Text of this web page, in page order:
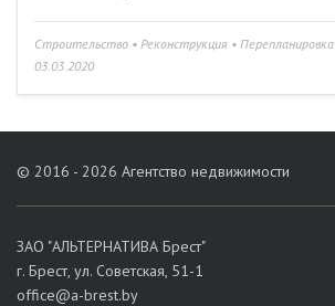
03.03.2020
Строительство • Реконструкция • Перепланировка
© 2016 - 2026 Агентство недвижимости
ЗАО "АЛЬТЕРНАТИВА Брест"
г. Брест, ул. Советская, 51-1
office@a-brest.by